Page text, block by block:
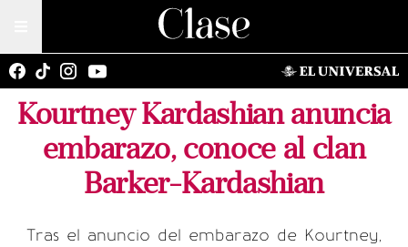
Kourtney Kardashian anuncia
embarazo, conoce al clan
Barker-Kardashian
Tras el anuncio del embarazo de Kourtney,